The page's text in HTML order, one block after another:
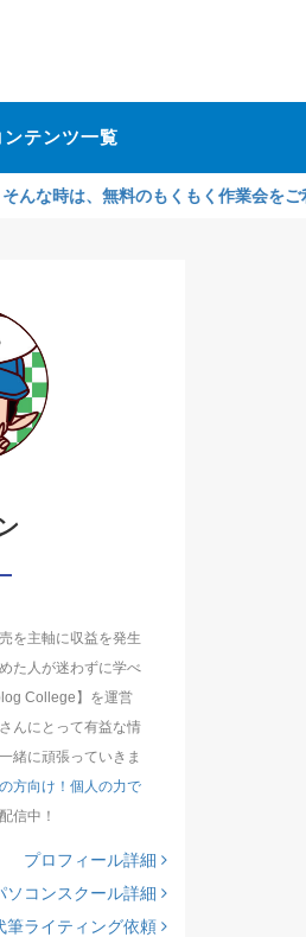
ンテンツ一覧
のもくもく作業会をご利用ください
を主軸に収益を発生
た人が迷わずに学べ
College】を運営
んにとって有益な情
緒に頑張っていきま
方向け！個人の力で
信中！
プロフィール詳細
ソコンスクール詳細
筆ライティング依頼